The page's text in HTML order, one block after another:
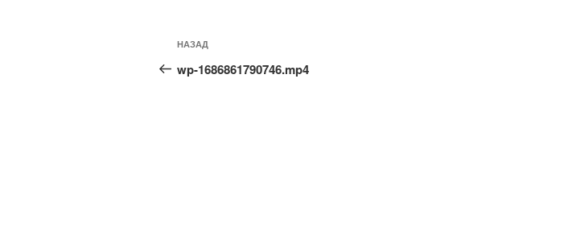
Навигация
по
записям
Предыдущая
запись:
НАЗАД
wp-1686861790746.mp4